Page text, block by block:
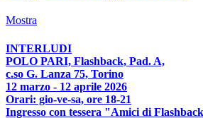
Mostra
INTERLUDI
POLO PARI, Flashback, Pad. A,
c.so G. Lanza 75, Torino
12 marzo - 12 aprile 2026
Orari: gio-ve-sa, ore 18-21
Ingresso con tessera "Amici di